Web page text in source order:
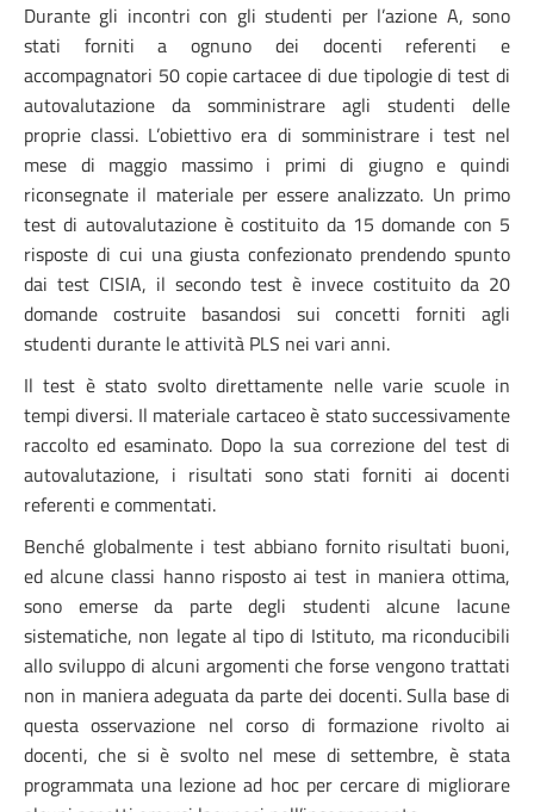
Durante gli incontri con gli studenti per l’azione A, sono
stati forniti a ognuno dei docenti referenti e
accompagnatori 50 copie cartacee di due tipologie di test di
autovalutazione da somministrare agli studenti delle
proprie classi. L’obiettivo era di somministrare i test nel
mese di maggio massimo i primi di giugno e quindi
riconsegnate il materiale per essere analizzato. Un primo
test di autovalutazione è costituito da 15 domande con 5
risposte di cui una giusta confezionato prendendo spunto
dai test CISIA, il secondo test è invece costituito da 20
domande costruite basandosi sui concetti forniti agli
studenti durante le attività PLS nei vari anni.
Il test è stato svolto direttamente nelle varie scuole in
tempi diversi. Il materiale cartaceo è stato successivamente
raccolto ed esaminato. Dopo la sua correzione del test di
autovalutazione, i risultati sono stati forniti ai docenti
referenti e commentati.
Benché globalmente i test abbiano fornito risultati buoni,
ed alcune classi hanno risposto ai test in maniera ottima,
sono emerse da parte degli studenti alcune lacune
sistematiche, non legate al tipo di Istituto, ma riconducibili
allo sviluppo di alcuni argomenti che forse vengono trattati
non in maniera adeguata da parte dei docenti. Sulla base di
questa osservazione nel corso di formazione rivolto ai
docenti, che si è svolto nel mese di settembre, è stata
programmata una lezione ad hoc per cercare di migliorare